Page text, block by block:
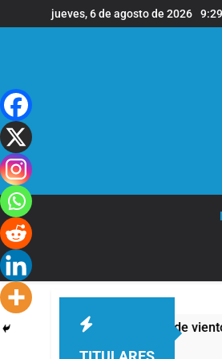
al
jueves, 6 de agosto de 2026
y fuertes ráfagas de viento